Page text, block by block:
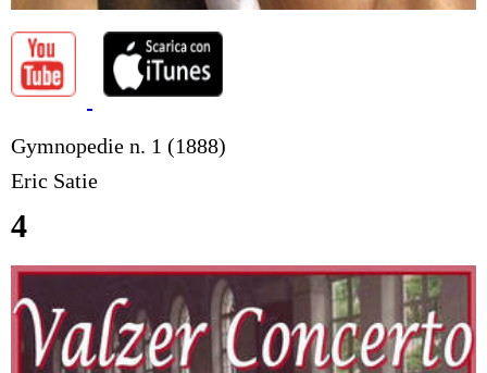
Gymnopedie n. 1 (1888)
Eric Satie
4